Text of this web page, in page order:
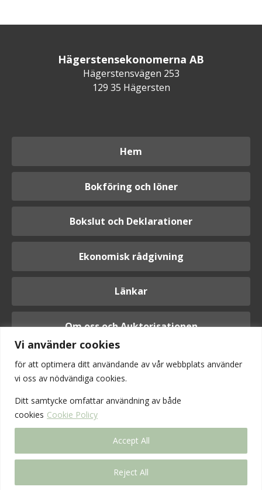
Vi använder cookies
för att optimera ditt användande av vår webbplats använder
vi oss av nödvändiga cookies.
Ditt samtycke omfattar användning av både
cookies Cookie Policy
Reject All
Accept All
Hägerstensekonomerna AB
Hägerstensvägen 253
129 35 Hägersten
Hem
Bokföring och löner
Bokslut och Deklarationer
Ekonomisk rådgivning
Länkar
Om oss och Auktorisationen
Logga in
Vi är anslutna till Srf konsulterna